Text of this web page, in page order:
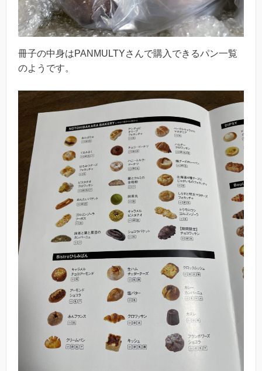
冊子の中身はPANMULTYさんで購入できるパン一覧
のようです。